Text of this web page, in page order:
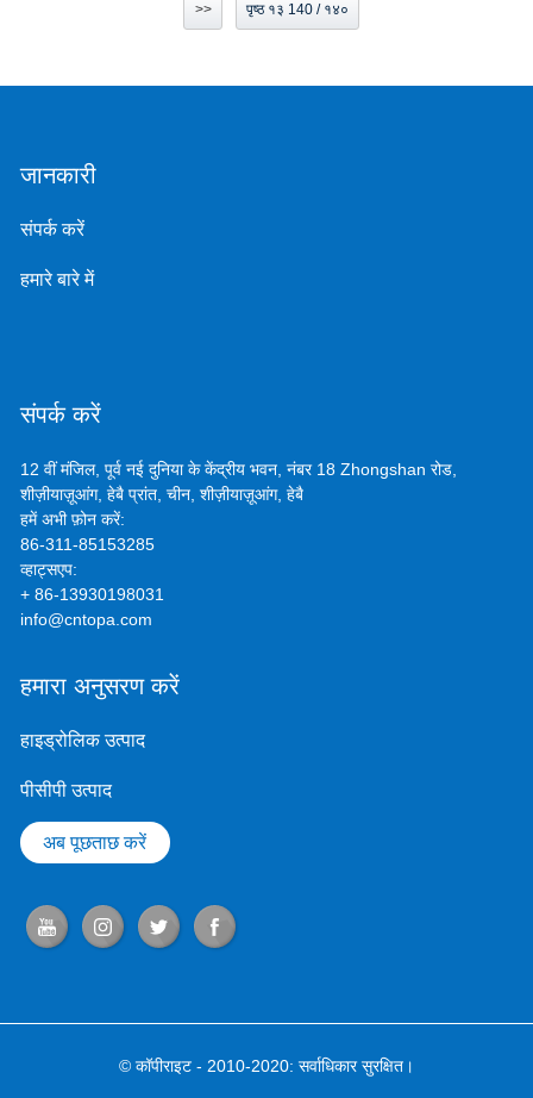
>> पृष्ठ १३ 140 / १४०
जानकारी
संपर्क करें
हमारे बारे में
संपर्क करें
12 वीं मंजिल, पूर्व नई दुनिया के केंद्रीय भवन, नंबर 18 Zhongshan रोड,
शीज़ीयाज़ूआंग, हेबै प्रांत, चीन, शीज़ीयाज़ूआंग, हेबै
हमें अभी फ़ोन करें:
86-311-85153285
व्हाट्सएप:
+ 86-13930198031
info@cntopa.com
हमारा अनुसरण करें
हाइड्रोलिक उत्पाद
पीसीपी उत्पाद
अब पूछताछ करें
© कॉपीराइट - 2010-2020: सर्वाधिकार सुरक्षित।